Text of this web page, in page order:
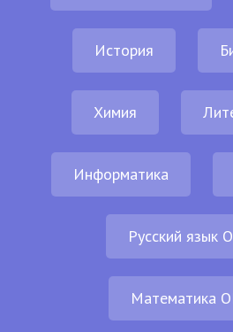
История
Химия
Информатика
Русский язык
Математика